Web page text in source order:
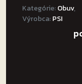
Kategórie:Obuv,
Výrobca:PSI